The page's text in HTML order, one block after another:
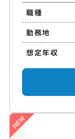
職種
勤務地
想定年収